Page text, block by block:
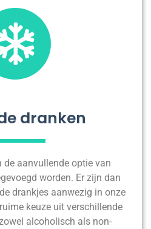
dranken
de aanvullende optie van
worden. Er zijn dan
drankjes aanwezig in onze
keuze uit verschillende
alcoholisch als non-